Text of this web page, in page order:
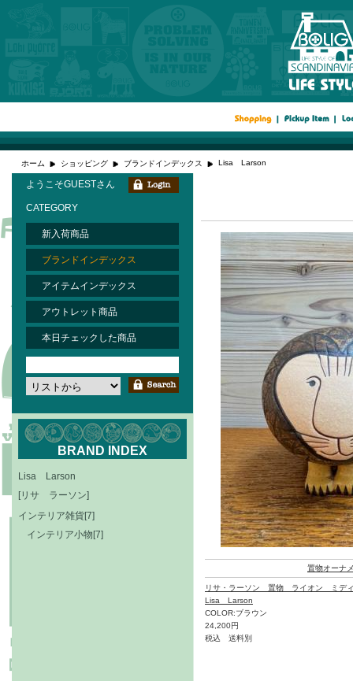
ホーム ショッピング ブランドインデックス Lisa Larson
置物オーナ
リサ・ラーソン 置物 ライオン ミデ
Lisa Larson
COLOR:ブラウン
24,200円
税込 送料別
ようこそGUESTさん
CATEGORY
新入荷商品
ブランドインデックス
アイテムインデックス
アウトレット商品
本日チェックした商品
BRAND INDEX
Lisa Larson
[リサ ラーソン]
インテリア雑貨[7]
インテリア小物[7]